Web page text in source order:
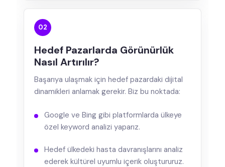
02
Hedef Pazarlarda Görünürlük
Nasıl Artırılır?
Başarıya ulaşmak için hedef pazardaki dijital
dinamikleri anlamak gerekir. Biz bu noktada:
Google ve Bing gibi platformlarda ülkeye
özel keyword analizi yaparız.
Hedef ülkedeki hasta davranışlarını analiz
ederek kültürel uyumlu içerik oluştururuz.